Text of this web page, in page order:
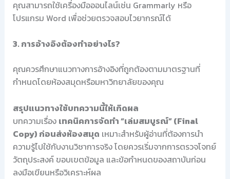
คุณสามารถใช้เครื่องมือออนไลน์เช่น Grammarly หรือ
โปรแกรม Word เพื่อช่วยตรวจสอบไวยากรณ์ได้
3. การอ้างอิงต้องทำอย่างไร?
คุณควรศึกษาแนวทางการอ้างอิงที่ถูกต้องตามมาตรฐานที่
กำหนดโดยห้องสมุดหรือมหาวิทยาลัยของคุณ
สรุปแนวทางใช้บทความนี้ให้เกิดผล
บทความเรื่อง เทคนิคการจัดทำ “เล่มสมบูรณ์” (Final
Copy) ก่อนส่งห้องสมุด เหมาะสำหรับผู้อ่านที่ต้องการนำ
ความรู้ไปใช้กับงานวิชาการจริง โดยควรเริ่มจากการตรวจโจทย์
วัตถุประสงค์ ขอบเขตข้อมูล และข้อกำหนดของสถาบันก่อน
ลงมือเขียนหรือวิเคราะห์ผล